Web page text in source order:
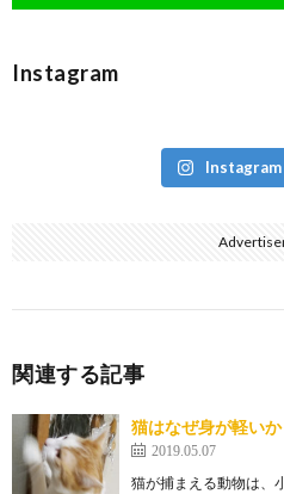
Instagram
Instagram
関連する記事
猫はなぜ身が軽いか
2019.05.07
猫が捕まえる動物は、